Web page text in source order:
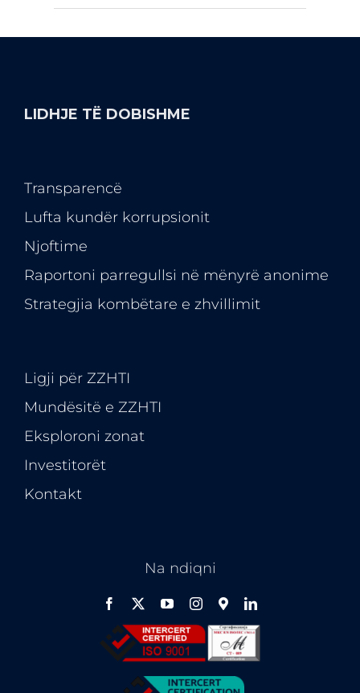
LIDHJE TË DOBISHME
Transparencë
Lufta kundër korrupsionit
Njoftime
Raportoni parregullsi në mënyrë anonime
Strategjia kombëtare e zhvillimit
Ligji për ZZHTI
Mundësitë e ZZHTI
Eksploroni zonat
Investitorët
Kontakt
Na ndiqni